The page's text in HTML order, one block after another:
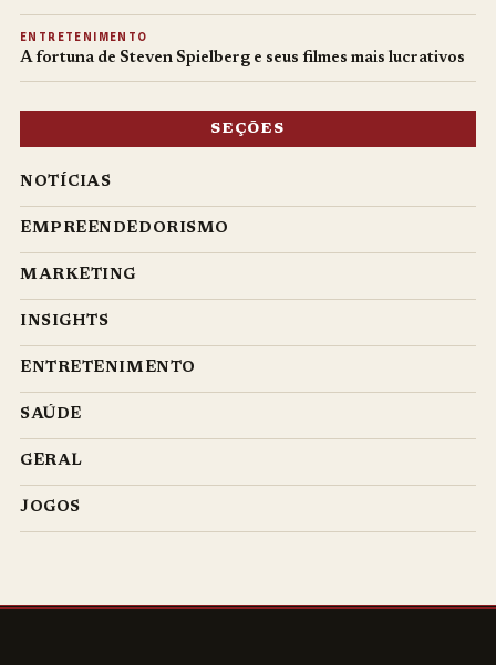
ENTRETENIMENTO
A fortuna de Steven Spielberg e seus filmes mais lucrativos
SEÇÕES
NOTÍCIAS
EMPREENDEDORISMO
MARKETING
INSIGHTS
ENTRETENIMENTO
SAÚDE
GERAL
JOGOS